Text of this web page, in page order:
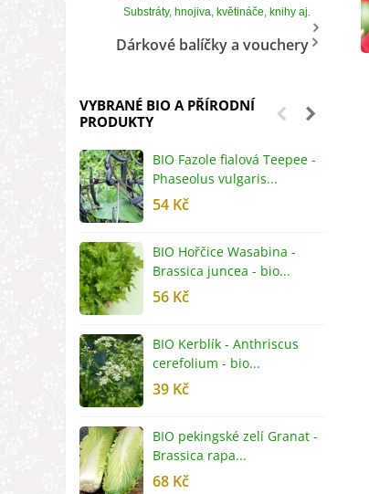
Substráty, hnojiva, květináče, knihy aj.
Dárkové balíčky a vouchery
VYBRANÉ BIO A PŘÍRODNÍ
PRODUKTY
BIO Fazole fialová Teepee -
Phaseolus vulgaris...
54 Kč
BIO Hořčice Wasabina -
Brassica juncea - bio...
56 Kč
BIO Kerblík - Anthriscus
cerefolium - bio...
39 Kč
BIO pekingské zelí Granat -
Brassica rapa...
68 Kč